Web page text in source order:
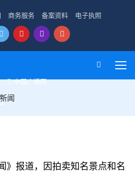
商务服务 备案资料 电子执照
闻
中国广播网
》报道，因拍卖知名景点和名